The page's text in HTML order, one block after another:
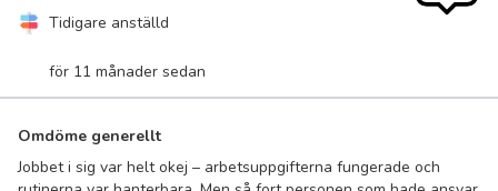
Tidigare anställd
för 11 månader sedan
Omdöme generellt
Jobbet i sig var helt okej – arbetsuppgifterna fungerade och